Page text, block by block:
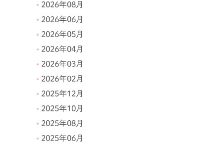
2026年08月
2026年06月
2026年05月
2026年04月
2026年03月
2026年02月
2025年12月
2025年10月
2025年08月
2025年06月